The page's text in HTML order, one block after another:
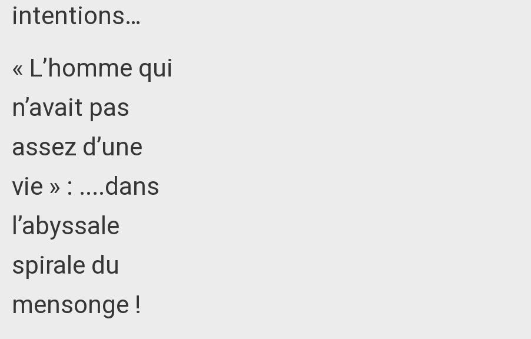
intentions…
« L’homme qui
n’avait pas
assez d’une
vie » : ....dans
l’abyssale
spirale du
mensonge !